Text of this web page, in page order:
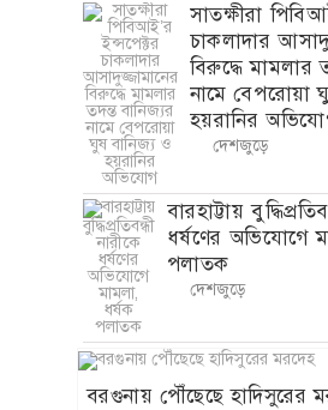
সাতক্ষীরা
চাকলাদার
বিরুদ্ধে মামলার
নামে বেপরোয়া
হয়রানির
দেশজুড়ে
বারহাট্টায়
ধর্ষণের অভিযোগে
পলাতক
দেশজুড়ে
বরগুনায় পৌঁছেছে হাদিসুরের